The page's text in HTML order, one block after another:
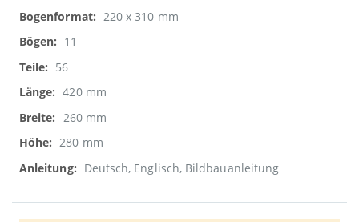
220 x 310 mm
11
56
420 mm
260 mm
280 mm
Deutsch, Englisch, Bildbauanleitung